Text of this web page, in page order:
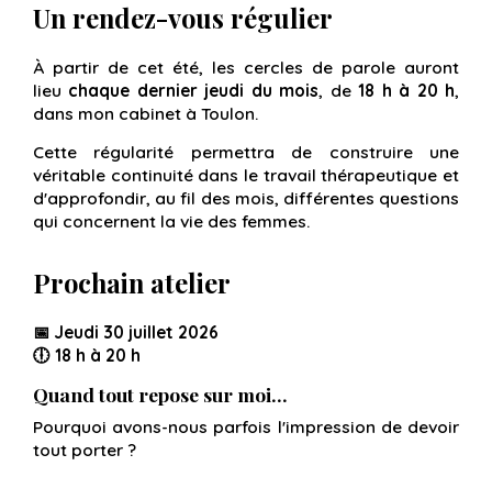
Un rendez-vous régulier
À partir de cet été, les cercles de parole auront
lieu chaque dernier jeudi du mois, de18 h à 20 h,
dans mon cabinet à Toulon.
Cette régularité permettra de construire une
véritable continuité dans le travail thérapeutique et
d'approfondir, au fil des mois, différentes questions
qui concernent la vie des femmes.
Prochain atelier
📅 Jeudi 30 juillet 2026
🕕 18 h à 20 h
Quand tout repose sur moi…
Pourquoi avons-nous parfois l'impression de devoir
tout porter ?